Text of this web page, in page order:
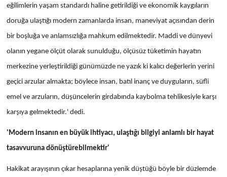
eğilimlerin yaşam standardı haline getirildiği ve ekonomik kaygıların
doruğa ulaştığı modern zamanlarda insan, maneviyat açısından derin
bir boşluğa ve anlamsızlığa mahkum edilmektedir. Maddi ve dünyevi
olanın yegane ölçüt olarak sunulduğu, ölçüsüz tüketimin hayatın
merkezine yerleştirildiği günümüzde ne yazık ki kalıcı değerlerin yerini
geçici arzular almakta; böylece insan, batıl inanç ve duyguların, süfli
emel ve arzuların, düşüncelerin girdabında kaybolma tehlikesiyle karşı
karşıya gelmektedir.' dedi.
'Modern insanın en büyük ihtiyacı, ulaştığı bilgiyi anlamlı bir hayat
tasavvuruna dönüştürebilmektir'
Hakikat arayışının çıkar hesaplarına yenik düştüğü böyle bir düzlemde